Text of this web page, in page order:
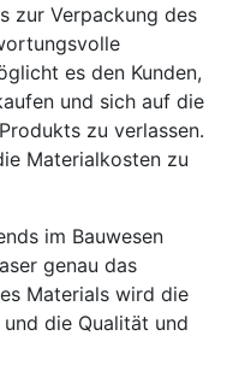
zur Verpackung des
es den Kunden,
und sich auf die
zu verlassen.
Materialkosten zu
im Bauwesen
genau das
Materials wird die
die Qualität und